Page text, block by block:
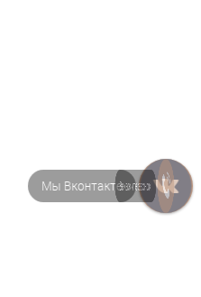
Закажите звонок!